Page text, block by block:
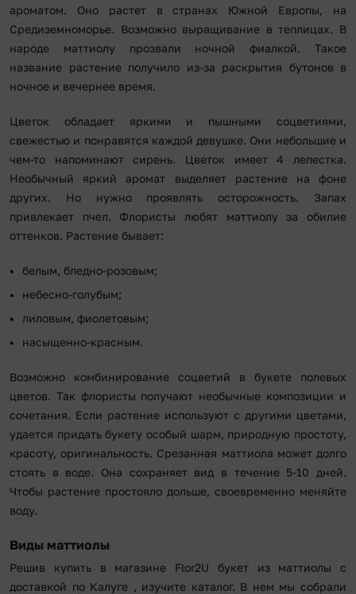
ароматом. Оно растет в странах Южной Европы, на
Средиземноморье. Возможно выращивание в теплицах. В
народе маттиолу прозвали ночной фиалкой. Такое
название растение получило из-за раскрытия бутонов в
ночное и вечернее время.
Цветок обладает яркими и пышными соцветиями,
свежестью и понравятся каждой девушке. Они небольшие и
чем-то напоминают сирень. Цветок имеет 4 лепестка.
Необычный яркий аромат выделяет растение на фоне
других. Но нужно проявлять осторожность. Запах
привлекает пчел. Флористы любят маттиолу за обилие
оттенков. Растение бывает:
белым, бледно-розовым;
небесно-голубым;
лиловым, фиолетовым;
насыщенно-красным.
Возможно комбинирование соцветий в букете полевых
цветов. Так флористы получают необычные композиции и
сочетания. Если растение используют с другими цветами,
удается придать букету особый шарм, природную простоту,
красоту, оригинальность. Срезанная маттиола может долго
стоять в воде. Она сохраняет вид в течение 5-10 дней.
Чтобы растение простояло дольше, своевременно меняйте
воду.
Виды маттиолы
Решив купить в магазине Flor2U букет из маттиолы с
доставкой по Калуге , изучите каталог. В нем мы собрали